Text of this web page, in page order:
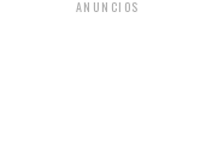
ANUNCIOS